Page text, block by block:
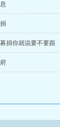
捐你就说要不要跟